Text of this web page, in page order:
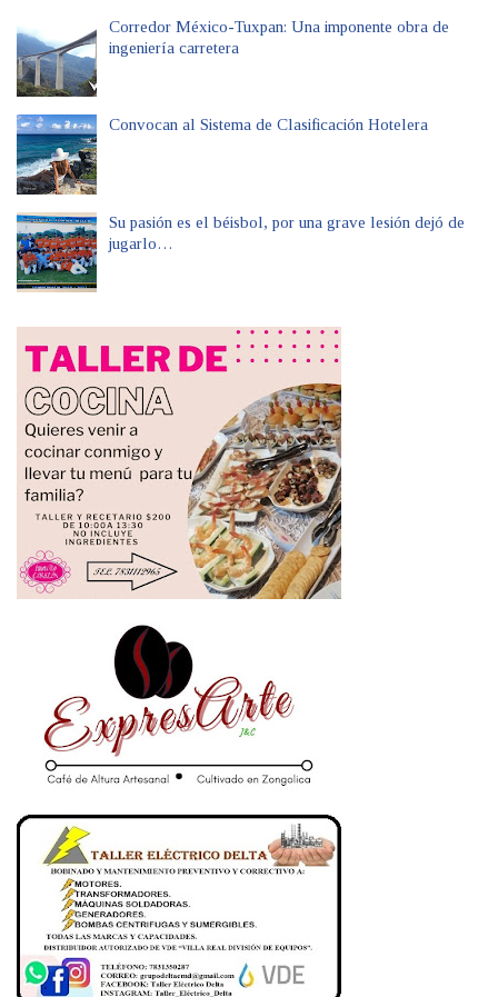
Corredor México-Tuxpan: Una imponente obra de
ingeniería carretera
Convocan al Sistema de Clasificación Hotelera
Su pasión es el béisbol, por una grave lesión dejó de
jugarlo…